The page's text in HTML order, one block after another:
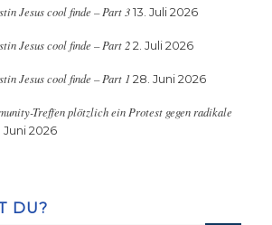
Jesus cool finde – Part 3 13. Juli 2026
Jesus cool finde – Part 2 2. Juli 2026
Jesus cool finde – Part 1 28. Juni 2026
Treffen plötzlich ein Protest gegen radikale
Juni 2026
DU?